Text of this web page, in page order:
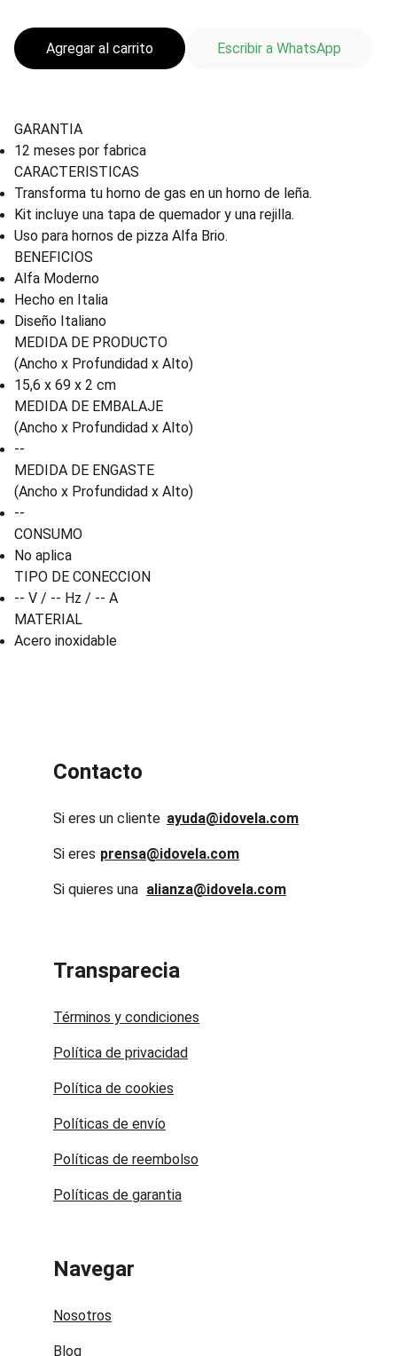
Agregar al carrito Escribir a WhatsApp
GARANTIA
12 meses por fabrica
CARACTERISTICAS
Transforma tu horno de gas en un horno de leña.
Kit incluye una tapa de quemador y una rejilla.
Uso para hornos de pizza Alfa Brio.
BENEFICIOS
Alfa Moderno
Hecho en Italia
Diseño Italiano
MEDIDA DE PRODUCTO
(Ancho x Profundidad x Alto)
15,6 x 69 x 2 cm
MEDIDA DE EMBALAJE
(Ancho x Profundidad x Alto)
--
MEDIDA DE ENGASTE
(Ancho x Profundidad x Alto)
--
CONSUMO
No aplica
TIPO DE CONECCION
-- V / -- Hz / -- A
MATERIAL
Acero inoxidable
Contacto
Si eres un cliente
prensa@idovela.com
Si eres
ayuda@idovela.com
Si quieres una alianza@idovela.com
Transparecia
Política de privacidad
Políticas de envío
Navegar
Nosotros
Blog
Política de cookies
Políticas de reembolso
Términos y condiciones
Políticas de garantia